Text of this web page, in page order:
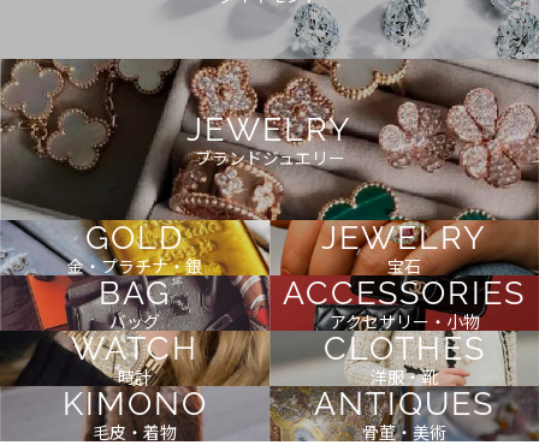
JEWELRY
ブランドジュエリー
GOLD
金・プラチナ・銀
JEWELRY
宝石
BAG
バッグ
ACCESSORIES
アクセサリー・小物
WATCH
時計
CLOTHES
洋服・靴
KIMONO
毛皮・着物
ANTIQUES
骨董・美術